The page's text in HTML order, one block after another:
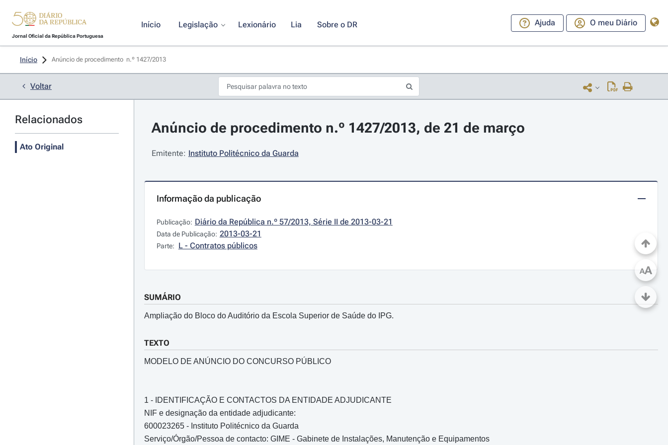
Jornal Oficial da República Portuguesa
Início Legislação Lexionário Lia Sobre o DR Ajuda O meu Diário
Início Anúncio de procedimento  n.º 1427/2013
Voltar
Relacionados
Ato Original
Anúncio de procedimento n.º 1427/2013, de 21 de março
Emitente: Instituto Politécnico da Guarda
Informação da publicação
Publicação: Diário da República n.º 57/2013, Série II de 2013-03-21
Data de Publicação: 2013-03-21
Parte: L - Contratos públicos
SUMÁRIO
Ampliação do Bloco do Auditório da Escola Superior de Saúde do IPG.
TEXTO
MODELO DE ANÚNCIO DO CONCURSO PÚBLICO
1 - IDENTIFICAÇÃO E CONTACTOS DA ENTIDADE ADJUDICANTE
NIF e designação da entidade adjudicante:
600023265 - Instituto Politécnico da Guarda
Serviço/Órgão/Pessoa de contacto: GIME - Gabinete de Instalações, Manutenção e Equipamentos
AA